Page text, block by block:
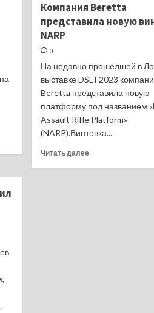
описала
поведение
будет
стыдно»
Компания Beretta
представила новую
NARP
0
На недавно прошедшей в
выставке DSEI 2023
Beretta представила новую
платформу под названием
Assault Rifle Platform»
(NARP).Винтовка...
Читать далееПрочитать